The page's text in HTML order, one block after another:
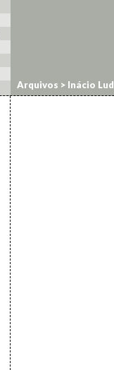
Arquivos > Inácio